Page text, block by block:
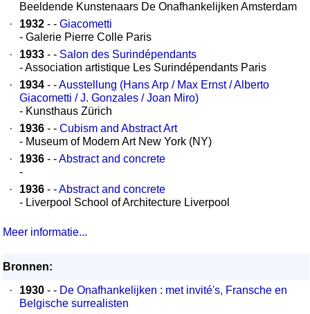
Beeldende Kunstenaars De Onafhankelijken Amsterdam
·
1932 - - Giacometti
- Galerie Pierre Colle Paris
·
1933 - - Salon des Surindépendants
- Association artistique Les Surindépendants Paris
·
1934 - -Ausstellung (Hans Arp / Max Ernst / Alberto
Giacometti / J. Gonzales / Joan Miro)
- Kunsthaus Zürich
·
1936 - - Cubism and Abstract Art
- Museum of Modern Art New York (NY)
·
1936 - -Abstract and concrete
-
·
1936 - -Abstract and concrete
- Liverpool School of Architecture Liverpool
Meer informatie...
Bronnen:
·
1930 - - De Onafhankelijken : met invité's, Fransche en
Belgische surrealisten